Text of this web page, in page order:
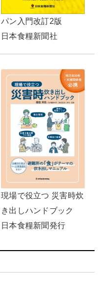
パン入門改訂2版
日本食糧新聞社
現場で役立つ 災害時炊
き出しハンドブック
日本食糧新聞発行